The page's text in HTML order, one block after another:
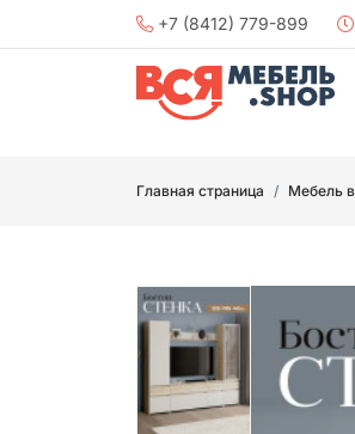
+7 (8412) 779-899
Главная страница Мебель